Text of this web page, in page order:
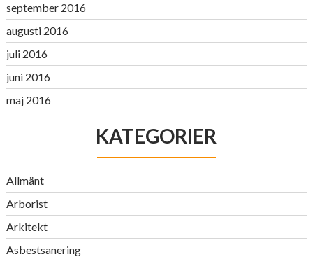
september 2016
augusti 2016
juli 2016
juni 2016
maj 2016
KATEGORIER
Allmänt
Arborist
Arkitekt
Asbestsanering